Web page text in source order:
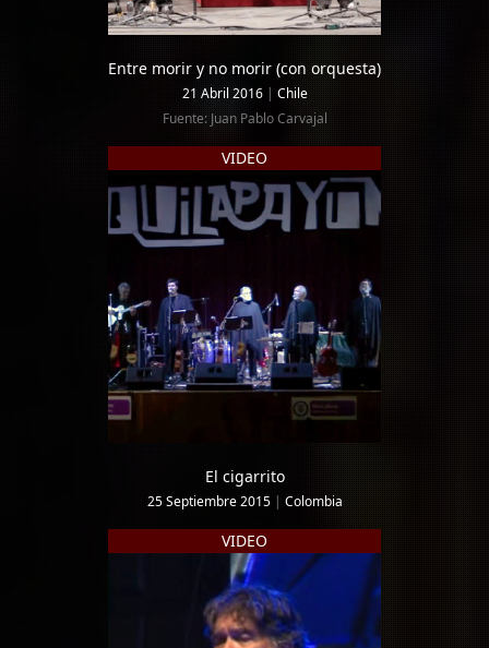
Entre morir y no morir (con orquesta)
21 Abril 2016 | Chile
Fuente: Juan Pablo Carvajal
VIDEO
El cigarrito
25 Septiembre 2015 | Colombia
VIDEO